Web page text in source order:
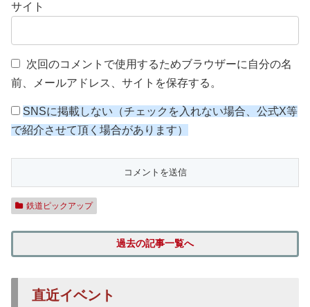
サイト
次回のコメントで使用するためブラウザーに自分の名
前、メールアドレス、サイトを保存する。
SNSに掲載しない（チェックを入れない場合、公式X等
で紹介させて頂く場合があります）
鉄道ピックアップ
過去の記事一覧へ
直近イベント